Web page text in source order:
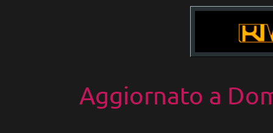
Aggiornato a